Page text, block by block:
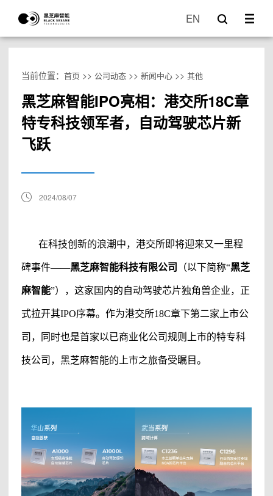
EN
当前位置： 首页 >> 公司动态>> 新闻中心>> 其他
黑芝麻智能IPO亮相：港交所18C章
特专科技领军者，自动驾驶芯片新
飞跃
2024/08/07
在科技创新的浪潮中，港交所即将迎来又一里程
碑事件——黑芝麻智能科技有限公司 （以下简称“黑芝
麻智能”） ，这家 国内的自动驾驶芯片独角兽企业，正
式拉开其IPO序幕。作为港交所18C章下第二家上市公
司，同时也是首家以已商业化公司规则上市的特专科
技公司， 黑芝麻智能的上市之旅备受瞩目。